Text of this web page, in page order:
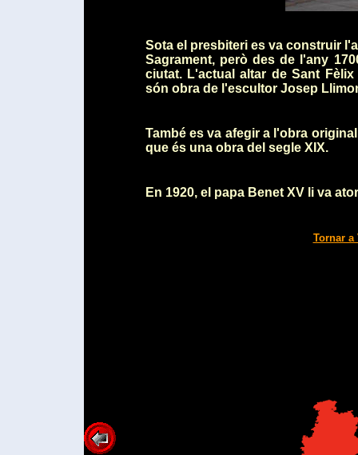
Sota el presbiteri es va construir
Sagrament, però des de l'any
ciutat. L'actual altar de Sant
són obra de l'escultor Josep
També es va afegir a l'obra
que és una obra del segle XIX.
En 1920, el papa Benet XV li va
Tornar a